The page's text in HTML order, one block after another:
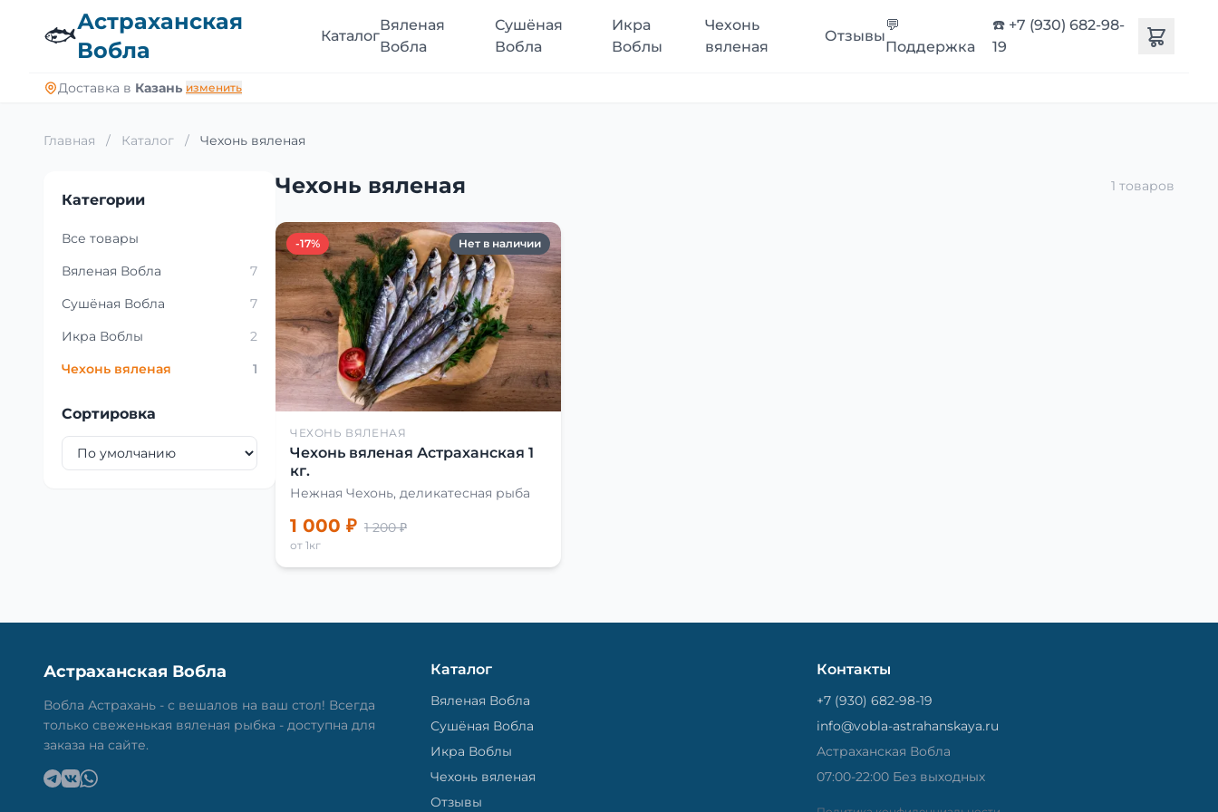
🐟Астраханская
Вобла
Каталог
Вяленая
Вобла
Сушёная
Вобла
Икра
Воблы
Чехонь
вяленая
Отзывы
💬
Поддержка
☎️ +7 (930) 682-98-
19
Доставка в Казань изменить
Главная / Каталог / Чехонь вяленая
Категории
Все товары
Вяленая Вобла
7
Сушёная Вобла
7
Икра Воблы
2
Чехонь вяленая
1
Сортировка
Чехонь вяленая 1 товаров
-17% Нет в наличии
ЧЕХОНЬ ВЯЛЕНАЯ
Чехонь вяленая Астраханская 1
кг.
Нежная Чехонь, деликатесная рыба
1 000 ₽ 1 200 ₽
от 1кг
Астраханская Вобла
Вобла Астрахань - с вешалов на ваш стол! Всегда
только свеженькая вяленая рыбка - доступна для
заказа на сайте.
Каталог
Вяленая Вобла
Сушёная Вобла
Икра Воблы
Чехонь вяленая
Отзывы
Контакты
+7 (930) 682-98-19
info@vobla-astrahanskaya.ru
Астраханская Вобла
07:00-22:00 Без выходных